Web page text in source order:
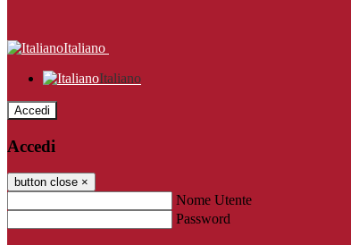
Italiano
Italiano
Accedi
Accedi
button close ×
Nome Utente
Password